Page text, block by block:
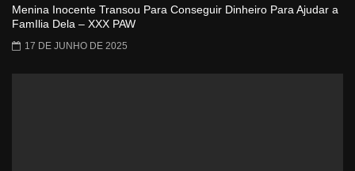
Menina Inocente Transou Para Conseguir Dinheiro Para Ajudar a
FamIlia Dela – XXX PAW
17 DE JUNHO DE 2025